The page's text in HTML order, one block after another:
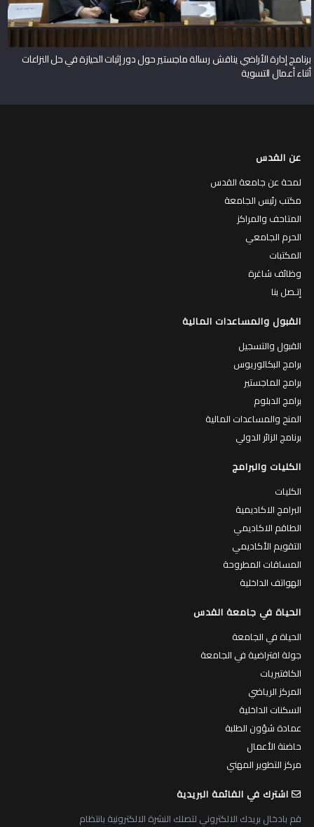
برنامج إدارة الأراضي يناقش رسالة ماجستير حول دور إثبات الحيازة في حل النزاعات
أثناء أعمال التسوية
عن القدس
لمحة عن جامعة القدس
مكتب رئيس الجامعة
المتاحف والمراكز
الحرم الجامعي
المكتبات
وظائف شاغرة
إتـصل بنا
القبول والمساعدات المالية
القبول والتسجيل
برامج البكالوريوس
برامج الماجستير
برامج الدبلوم
المنح والمساعدات المالية
برنامج الزائر الدولي
الكليات والبرامج
الكليات
البرامج الاكاديمية
الطاقم الاكاديمي
التقويم الأكاديمي
المساقات المطروحة
الهواتف الداخلية
الحياة في جامعة القدس
الحياة في الجامعة
جولة افتراضية في الجامعة
الكافتيريات
المركز الرياضي
السكنات الداخلية
عمادة شؤون الطلبة
حاضنة الأعمال
مركز التطوير المهني
اشترك في القائمة البريدية
قم بادخال بريدك الالكتروني لتصلك النشرة الالكترونية بانتظام